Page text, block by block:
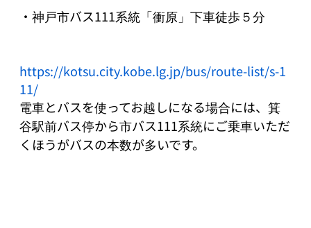
・神戸市バス111系統「衝原」下車徒歩５分
https://kotsu.city.kobe.lg.jp/bus/route-list/s-1
11/
電車とバスを使ってお越しになる場合には、箕
谷駅前バス停から市バス111系統にご乗車いただ
くほうがバスの本数が多いです。